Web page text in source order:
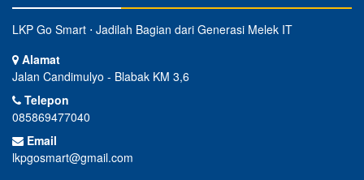
LKP Go Smart ⋅ Jadilah Bagian dari Generasi Melek IT
Alamat
Jalan Candimulyo - Blabak KM 3,6
Telepon
085869477040
Email
lkpgosmart@gmail.com